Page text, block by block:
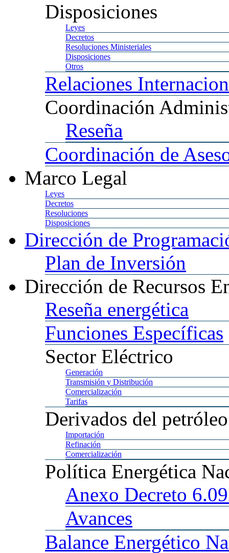
Disposiciones
Leyes
Decretos
Resoluciones Ministeriales
Disposiciones
Otros
Relaciones
Coordinación
Reseña
Coordinación de
Marco Legal
Leyes
Decretos
Resoluciones
Disposiciones
Dirección de
Plan de Inversión
Dirección de Recursos
Reseña energética
Funciones Específicas
Sector Eléctrico
Generación
Transmisión y Distribución
Comercialización
Tarifas
Derivados del petróleo
Importación
Refinación
Comercialización
Política Energética
Anexo Decreto
Avances
Balance Energético